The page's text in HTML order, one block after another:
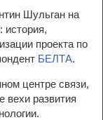
Шульган на
история,
проекта по
БЕЛТА.
центре связи,
вехи развития